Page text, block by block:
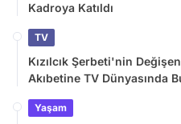
Kadroya Katıldı
TV
Kızılcık Şerbeti'nin
Akıbetine TV Dünyasında
Yaşam